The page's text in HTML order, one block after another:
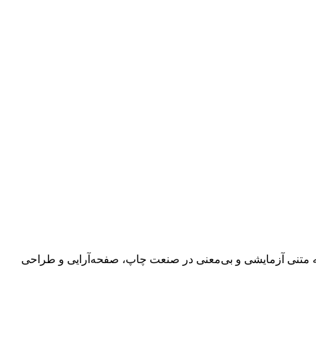
متنی آزمایشی و بی‌معنی در صنعت چاپ، صفحه‌آرایی و طراحی